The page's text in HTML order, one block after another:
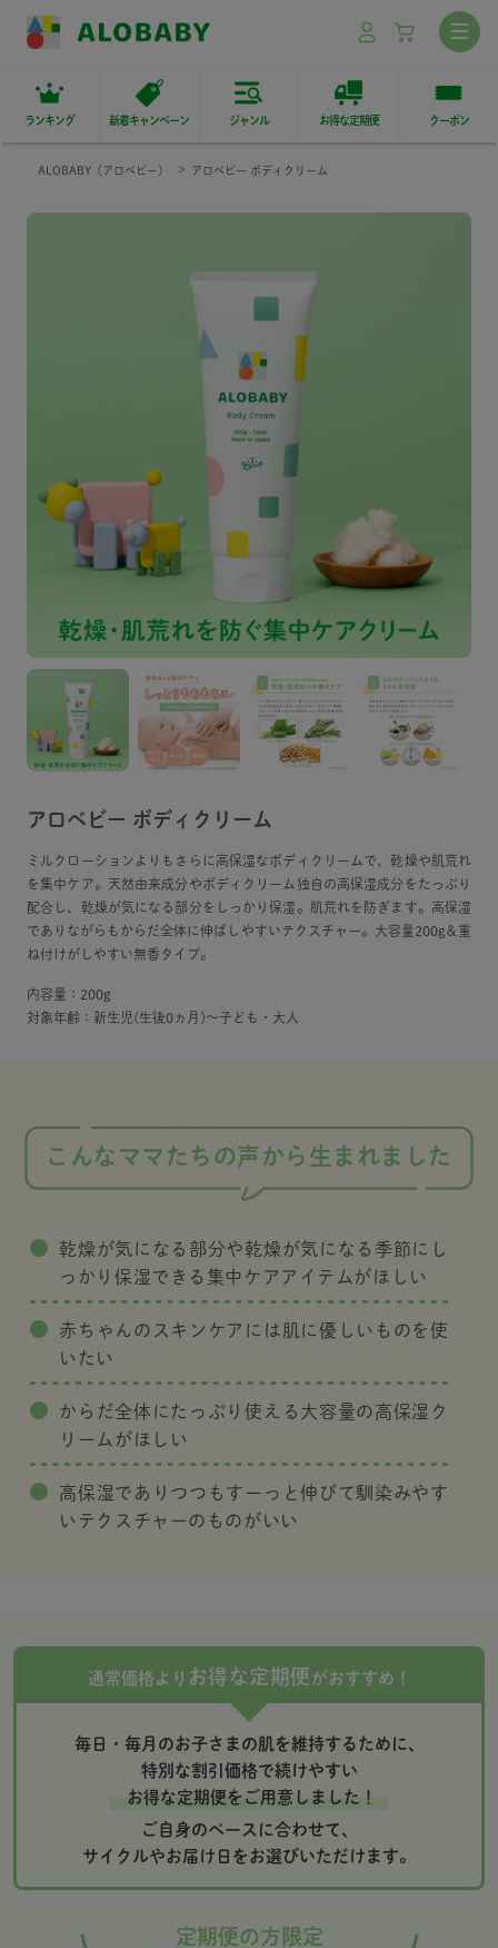
ランキング 新着キャンペーン ジャンル お得な定期便 クーポン
ALOBABY（アロベビー） アロベビー ボディクリーム
アロベビー ボディクリーム
ミルクローションよりもさらに高保湿なボディクリームで、乾燥や肌荒れ
を集中ケア。天然由来成分やボディクリーム独自の高保湿成分をたっぷり
配合し、乾燥が気になる部分をしっかり保湿。肌荒れを防ぎます。高保湿
でありながらもからだ全体に伸ばしやすいテクスチャー。大容量200g＆重
ね付けがしやすい無香タイプ。
内容量：200g
対象年齢：新生児(生後0ヵ月)～子ども・大人
こんなママたちの声から生まれました
乾燥が気になる部分や乾燥が気になる季節にし
っかり保湿できる集中ケアアイテムがほしい
赤ちゃんのスキンケアには肌に優しいものを使
いたい
からだ全体にたっぷり使える大容量の高保湿ク
リームがほしい
高保湿でありつつもすーっと伸びて馴染みやす
いテクスチャーのものがいい
通常価格より お得な定期便 がおすすめ！
毎日・毎月のお子さまの肌を維持するために、
特別な割引価格で続けやすい
お得な定期便をご用意しました！
ご自身のペースに合わせて、
サイクルやお届け日をお選びいただけます。
定期便の方限定